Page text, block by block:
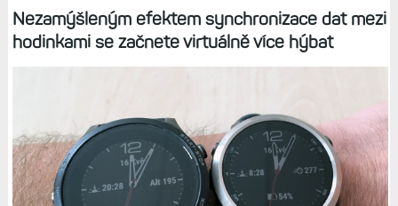
Nezamýšleným efektem synchronizace dat mezi
hodinkami se začnete virtuálně více hýbat